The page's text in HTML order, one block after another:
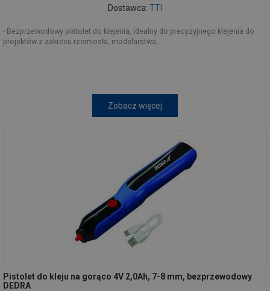
Dostawca: TTI
- Bezprzewodowy pistolet do klejenia, idealny do precyzyjnego klejenia do
projektów z zakresu rzemiosła, modelarstwa...
Zobacz więcej
Pistolet do kleju na gorąco 4V 2,0Ah, 7-8 mm, bezprzewodowy
DEDRA